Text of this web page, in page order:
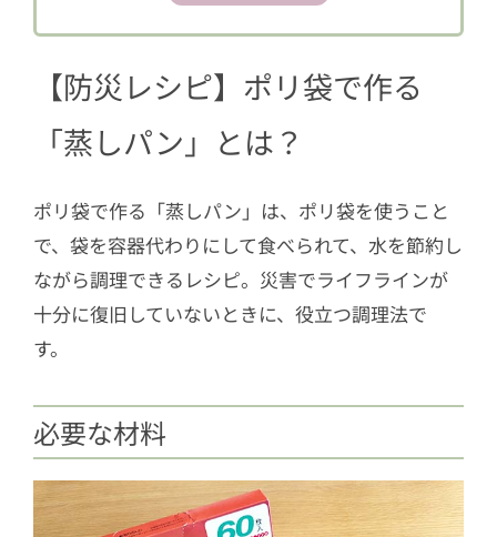
【防災レシピ】ポリ袋で作る
「蒸しパン」とは？
ポリ袋で作る「蒸しパン」は、ポリ袋を使うこと
で、袋を容器代わりにして食べられて、水を節約し
ながら調理できるレシピ。災害でライフラインが
十分に復旧していないときに、役立つ調理法で
す。
必要な材料